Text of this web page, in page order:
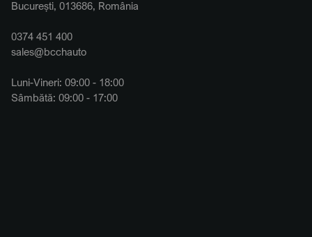
București, 013686, România
0374 451 400
sales@bcchauto
Luni-Vineri: 09:00 - 18:00
Sâmbătă: 09:00 - 17:00